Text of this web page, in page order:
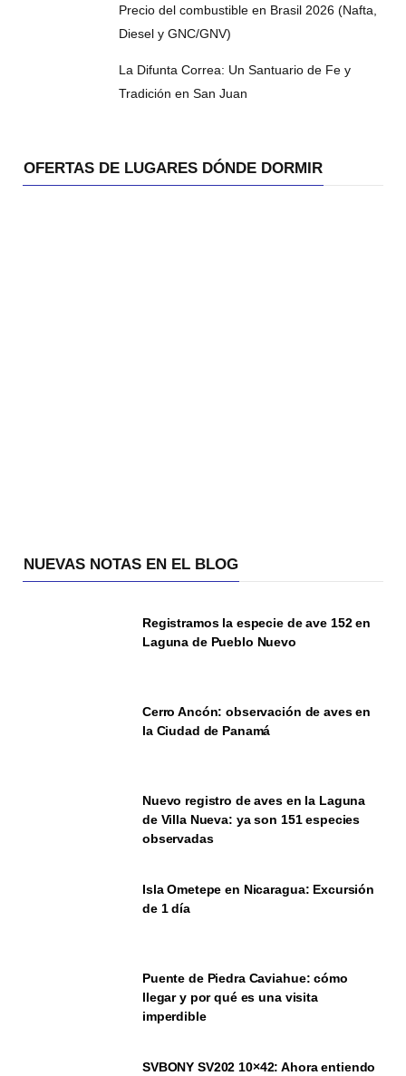
Precio del combustible en Brasil 2026 (Nafta,
Diesel y GNC/GNV)
La Difunta Correa: Un Santuario de Fe y
Tradición en San Juan
OFERTAS DE LUGARES DÓNDE DORMIR
NUEVAS NOTAS EN EL BLOG
Registramos la especie de ave 152 en
Laguna de Pueblo Nuevo
Cerro Ancón: observación de aves en
la Ciudad de Panamá
Nuevo registro de aves en la Laguna
de Villa Nueva: ya son 151 especies
observadas
Isla Ometepe en Nicaragua: Excursión
de 1 día
Puente de Piedra Caviahue: cómo
llegar y por qué es una visita
imperdible
SVBONY SV202 10×42: Ahora entiendo